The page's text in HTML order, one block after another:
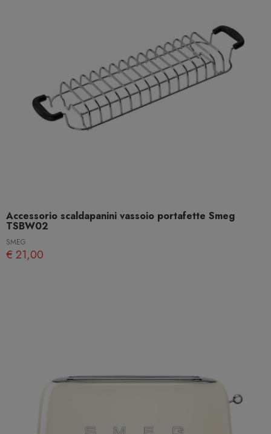
Accessorio scaldapanini vassoio portafette Smeg
TSBW02
SMEG
€ 21,00